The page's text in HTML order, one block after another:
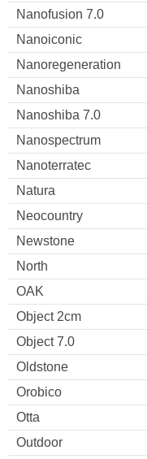
Nanofusion 7.0
Nanoiconic
Nanoregeneration
Nanoshiba
Nanoshiba 7.0
Nanospectrum
Nanoterratec
Natura
Neocountry
Newstone
North
OAK
Object 2cm
Object 7.0
Oldstone
Orobico
Otta
Outdoor